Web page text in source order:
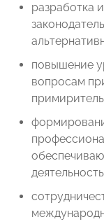
разработка
повышение
вопросам